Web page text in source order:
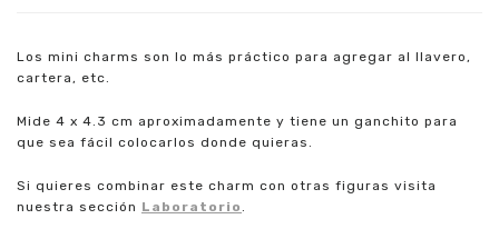
Los mini charms son lo más práctico para agregar al llavero,
cartera, etc.
Mide 4 x 4.3 cm aproximadamente y tiene un ganchito para
que sea fácil colocarlos donde quieras.
Si quieres combinar este charm con otras figuras visita
nuestra sección Laboratorio.